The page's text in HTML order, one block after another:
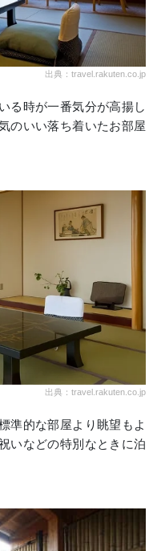
出典：travel.rakuten.co.jp
る時が一番気分が高揚し
のいい落ち着いたお部屋
出典：travel.rakuten.co.jp
準的な部屋より眺望もよ
いなどの特別なときに泊